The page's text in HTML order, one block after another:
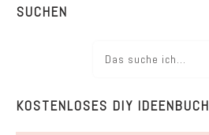
SUCHEN
KOSTENLOSES DIY IDEENBUCH